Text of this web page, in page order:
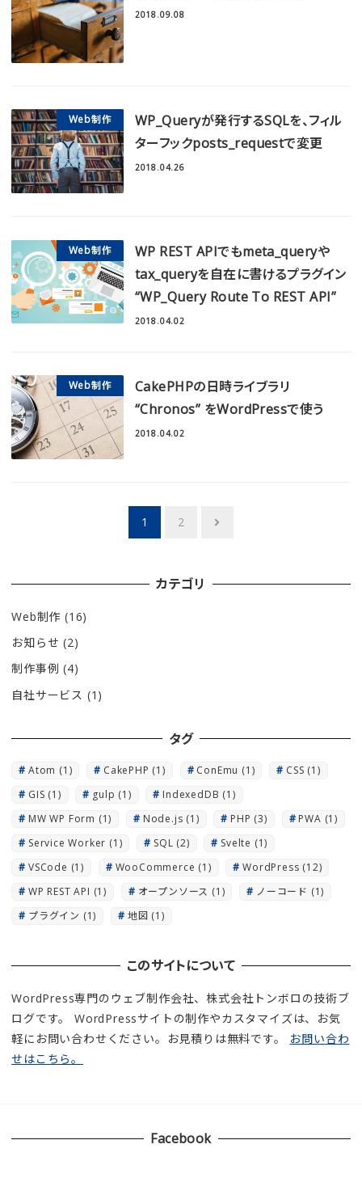
2018.09.08
Web制作
WP_Queryが発行するSQLを、フィル
ターフックposts_requestで変更
2018.04.26
Web制作
WP REST APIでもmeta_queryや
tax_queryを自在に書けるプラグイン
“WP_Query Route To REST API”
2018.04.02
Web制作
CakePHPの日時ライブラリ
“Chronos” をWordPressで使う
2018.04.02
の
ペ
ー
ジ
送
1 2
カテゴリ
Web制作 (16)
お知らせ (2)
制作事例 (4)
自社サービス (1)
タグ
Atom (1) CakePHP (1) ConEmu (1) CSS (1)
GIS (1) gulp (1) IndexedDB (1)
MW WP Form (1) Node.js (1) PHP (3) PWA (1)
Service Worker (1) SQL (2) Svelte (1)
VSCode (1) WooCommerce (1) WordPress (12)
WP REST API (1) オープンソース (1) ノーコード (1)
プラグイン (1) 地図 (1)
このサイトについて
WordPress専門のウェブ制作会社、株式会社トンボロの技術ブ
ログです。 WordPressサイトの制作やカスタマイズは、お気
軽にお問い合わせください。お見積りは無料です。 お問い合わ
せはこちら。
Facebook